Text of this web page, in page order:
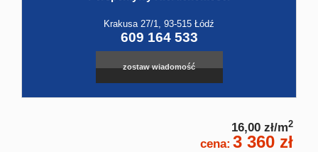
Krakusa 27/1, 93-515 Łódź
609 164 533
zostaw wiadomość
16,00 zł/m2
cena: 3 360 zł